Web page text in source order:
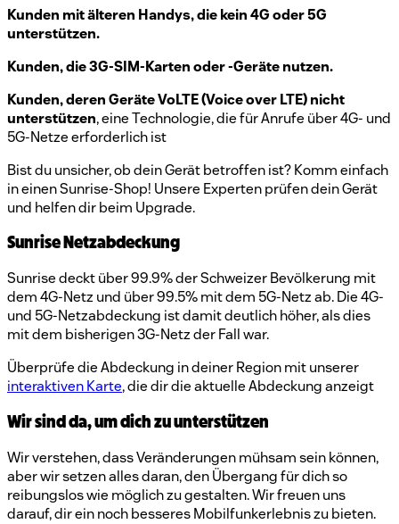
Kunden mit älteren Handys, die kein 4G oder 5G
unterstützen.
Kunden, die 3G-SIM-Karten oder -Geräte nutzen.
Kunden, deren Geräte VoLTE (Voice over LTE) nicht
unterstützen, eine Technologie, die für Anrufe über 4G- und
5G-Netze erforderlich ist
Bist du unsicher, ob dein Gerät betroffen ist? Komm einfach
in einen Sunrise-Shop! Unsere Experten prüfen dein Gerät
und helfen dir beim Upgrade.
Sunrise Netzabdeckung
Sunrise deckt über 99.9% der Schweizer Bevölkerung mit
dem 4G-Netz und über 99.5% mit dem 5G-Netz ab. Die 4G-
und 5G-Netzabdeckung ist damit deutlich höher, als dies
mit dem bisherigen 3G-Netz der Fall war.
Überprüfe die Abdeckung in deiner Region mit unserer
interaktiven Karte, die dir die aktuelle Abdeckung anzeigt
Wir sind da, um dich zu unterstützen
Wir verstehen, dass Veränderungen mühsam sein können,
aber wir setzen alles daran, den Übergang für dich so
reibungslos wie möglich zu gestalten. Wir freuen uns
darauf, dir ein noch besseres Mobilfunkerlebnis zu bieten.